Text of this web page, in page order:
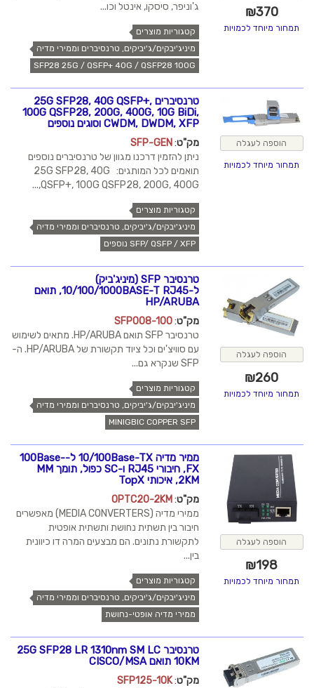
₪370
תמחור מיוחד לכמויות
ג'וניפר, סיסקו, אינטל וכו...
קטגוריות מוצרים
מיניג'יבקים/ג'יביקים, טרנסיברים וממירי מדיה
SFP28 25G / QSFP+ 40G / QSFP28 100G
הוספה לעגלה
תמחור מיוחד לכמויות
טרנסיברים 25G SFP28, 40G QSFP+,
100G QSFP28, 200G, 400G, 10G BiDi,
CWDM, DWDM, XFP וסוגים נוספים
מק"ט:
SFP-GEN
ניתן להזמין דרכנו מגוון של טרנסיברים נוספים
תואמים לכל המותגים: 25G SFP28, 40G
QSFP+, 100G QSFP28, 200G, 400G,...
קטגוריות מוצרים
מיניג'יבקים/ג'יביקים, טרנסיברים וממירי מדיה
SFP/ QSFP / XFP נוספים
הוספה לעגלה
₪260
תמחור מיוחד לכמויות
טרנסיבר SFP (מיניג'ביק)
ל-10/100/1000BASE-T RJ45, תואם
HP/ARUBA
מק"ט:
SFP008-100
טרנסיבר SFP תואם HP/ARUBA. מתאים לשימוש
עם סוויצ'ים וכל ציוד תקשורת של HP/ARUBA. ה-
SFP שנקרא גם...
קטגוריות מוצרים
מיניג'יבקים/ג'יביקים, טרנסיברים וממירי מדיה
MINIGBIC COPPER SFP
הוספה לעגלה
₪198
תמחור מיוחד לכמויות
ממיר מדיה 10/100Base-TX ל-100Base-
FX, חיבורי RJ45 ו-SC כפול, תומך MM
2KM, איכותי TopX
מק"ט:
OPTC20-2KM
ממירי מדיה (MEDIA CONVERTERS) מאפשרים
חיבור בין תשתית נחושת ותשתית אופטית
לתקשורת נתונים. הם מבצעים המרה דו כיוונית
בין...
קטגוריות מוצרים
מיניג'יבקים/ג'יביקים, טרנסיברים וממירי מדיה
ממירי מדיה אופטי-נחושת
טרנסיבר 25G SFP28 LR 1310nm SM LC
10KM תואם CISCO/MSA
מק"ט:
SFP125-10K